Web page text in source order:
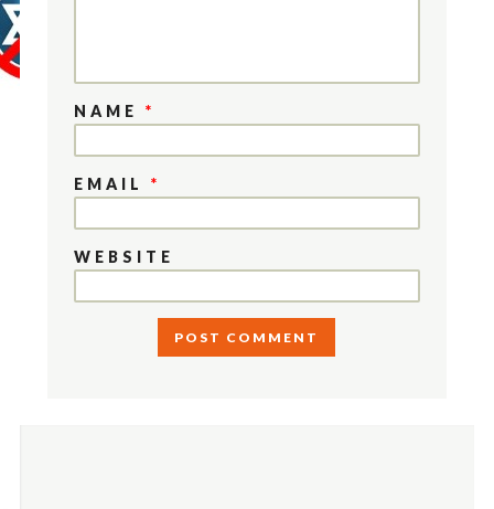
NAME*
EMAIL*
WEBSITE